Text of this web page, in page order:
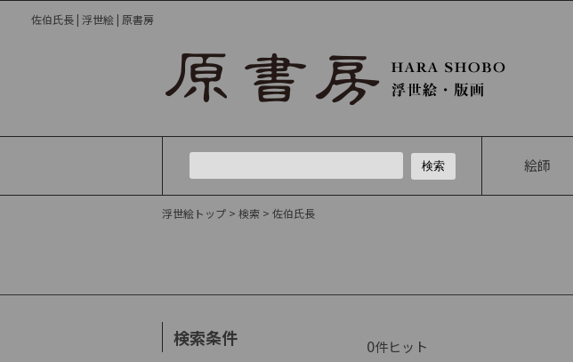
佐伯氏長 | 浮世絵 | 原書房
絵師
浮世絵トップ > 検索 > 佐伯氏長
検索条件 0件ヒット